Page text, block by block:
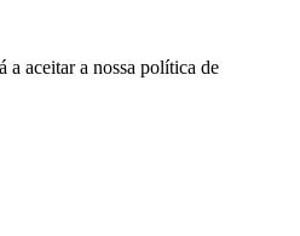
a aceitar a nossa política de